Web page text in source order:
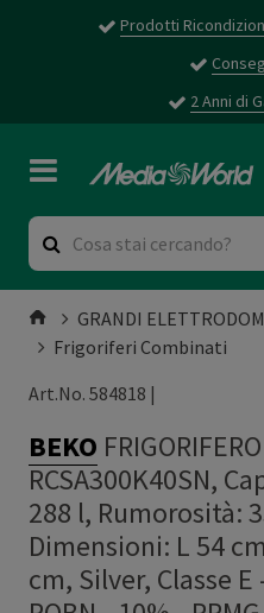
Prodotti
2 Anni di
GRANDI
Frigoriferi Combinati
Art.No. 584818 |
BEKO
RCSA300K40SN,
288 l, Rumorosità:
Dimensioni: L 54
cm, Silver, Classe E